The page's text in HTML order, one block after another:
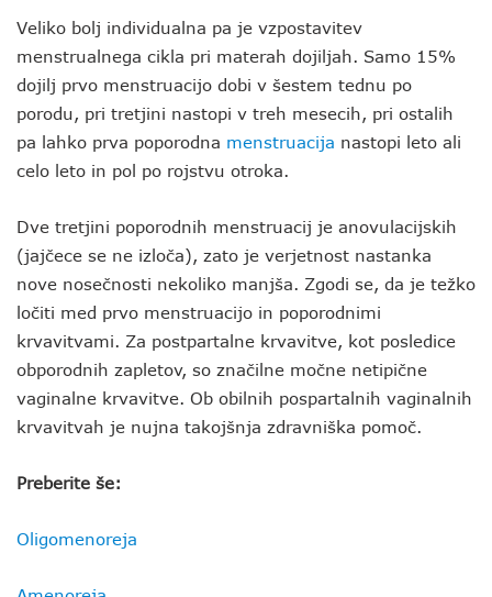
Veliko bolj individualna pa je vzpostavitev
menstrualnega cikla pri materah dojiljah. Samo 15%
dojilj prvo menstruacijo dobi v šestem tednu po
porodu, pri tretjini nastopi v treh mesecih, pri ostalih
pa lahko prva poporodna menstruacija nastopi leto ali
celo leto in pol po rojstvu otroka.
Dve tretjini poporodnih menstruacij je anovulacijskih
(jajčece se ne izloča), zato je verjetnost nastanka
nove nosečnosti nekoliko manjša. Zgodi se, da je težko
ločiti med prvo menstruacijo in poporodnimi
krvavitvami. Za postpartalne krvavitve, kot posledice
obporodnih zapletov, so značilne močne netipične
vaginalne krvavitve. Ob obilnih pospartalnih vaginalnih
krvavitvah je nujna takojšnja zdravniška pomoč.
Preberite še:
Oligomenoreja